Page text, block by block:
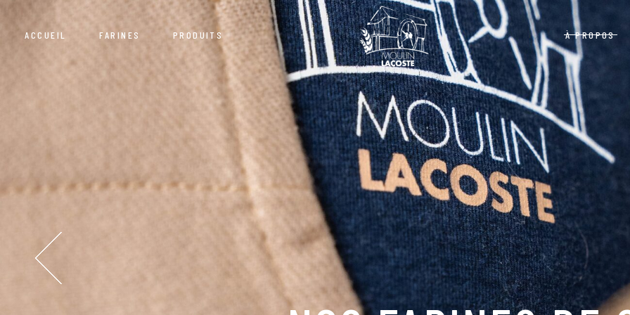
ACCUEIL FARINES PRODUITS
Mélanges et Autres
Équipe
Moulins
Politique de confidentialité
Grains
Mélanges et Autres
À PROPOS
Équipe
Moulins
Grains
Mélanges et Autres
Équipe
Moulins
Politique de confidentialité
Grains
Mélanges et Autres
Équipe
Moulins